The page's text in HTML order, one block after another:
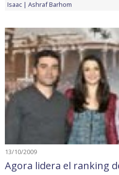
Isaac
Ashraf Barhom
13/10/2009
Agora lidera el ranking